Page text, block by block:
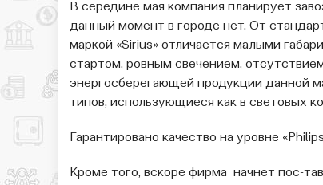
В середине мая компания планирует
данный момент в городе нет. От
маркой «Sirius» отличается малыми
стартом, ровным свечением,
энергосберегающей продукции данной
типов, использующиеся как в световых
Гарантировано качество на уровне
Кроме того, вскоре фирма начнет пос-